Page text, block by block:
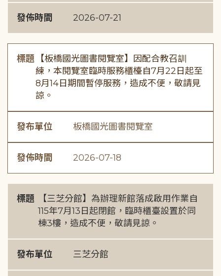
發佈時間 2026-07-21
標題
【板橋國光圖書閱覽室】因配合教召訓
練，本閱覽室臨時服務櫃檯自7月22日起至
8月14日期間暫停服務，造成不便，敬請見
諒。
發布單位 板橋國光圖書閱覽室
發佈時間 2026-07-18
標題
【三芝分館】為辦理新館落成啟用作業自
115年7月13日起閉館，臨時櫃臺設置於同
棟3樓，造成不便，敬請見諒。
發布單位 三芝分館